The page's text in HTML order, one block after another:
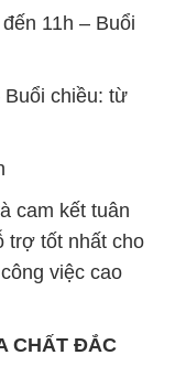
11h – Buổi
chiều: từ
cam kết tuân
trợ tốt nhất cho
việc cao
CHẤT ĐẮC